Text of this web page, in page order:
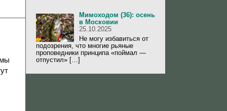
Мимоходом (36): осень
в Московии
25.10.2025
Не могу избавиться от
подозрения, что многие рьяные
проповедники принципа «поймал —
отпустил» […]